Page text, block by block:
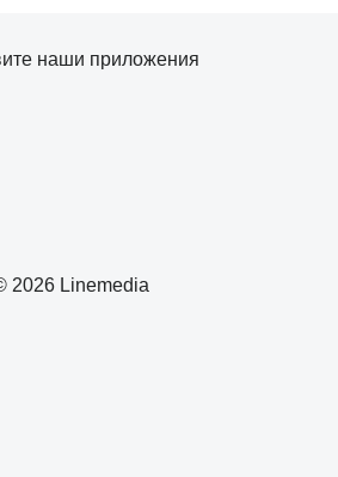
2026 Linemedia
наши приложения